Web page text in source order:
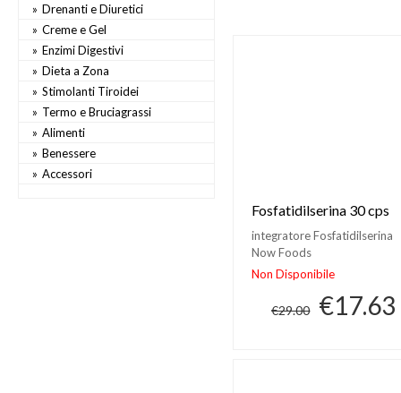
Drenanti e Diuretici
Creme e Gel
Enzimi Digestivi
Dieta a Zona
Stimolanti Tiroidei
Termo e Bruciagrassi
Alimenti
Benessere
Accessori
Fosfatidilserina 30 cps
integratore Fosfatidilserina
Now Foods
Non Disponibile
€29.00 €17.63